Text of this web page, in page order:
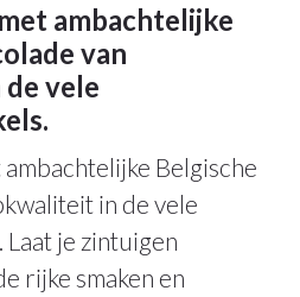
ambachtelijke
van
vele
Belgische
in de vele
je zintuigen
rijke smaken en